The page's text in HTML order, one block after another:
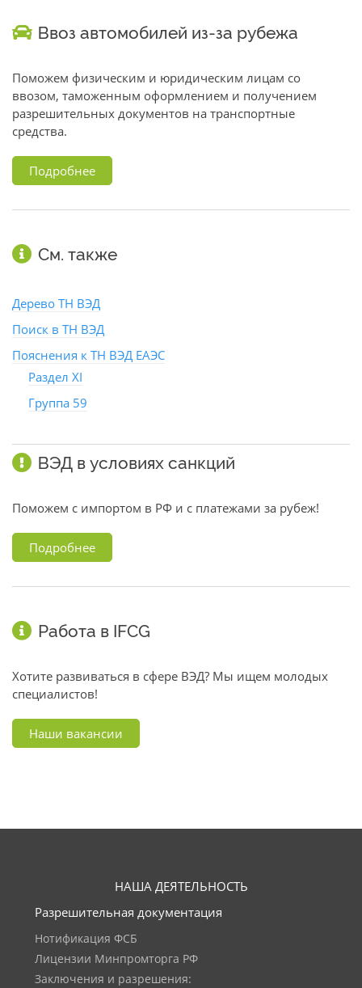
Ввоз автомобилей из-за рубежа
Поможем физическим и юридическим лицам со
ввозом, таможенным оформлением и получением
разрешительных документов на транспортные
средства.
Подробнее
См. также
Дерево ТН ВЭД
Поиск в ТН ВЭД
Пояснения к ТН ВЭД ЕАЭС
Раздел XI
Группа 59
ВЭД в условиях санкций
Поможем с импортом в РФ и с платежами за рубеж!
Подробнее
Работа в IFCG
Хотите развиваться в сфере ВЭД? Мы ищем молодых
специалистов!
Наши вакансии
НАША ДЕЯТЕЛЬНОСТЬ
Разрешительная документация
Нотификация ФСБ
Лицензии Минпромторга РФ
Заключения и разрешения: